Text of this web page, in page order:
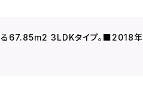
67.85m2 3LDKタイプ。■2018